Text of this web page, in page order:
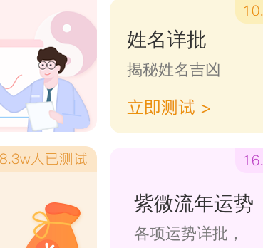
姓名详批
揭秘姓名吉凶
紫微流年运势
各项运势详批，